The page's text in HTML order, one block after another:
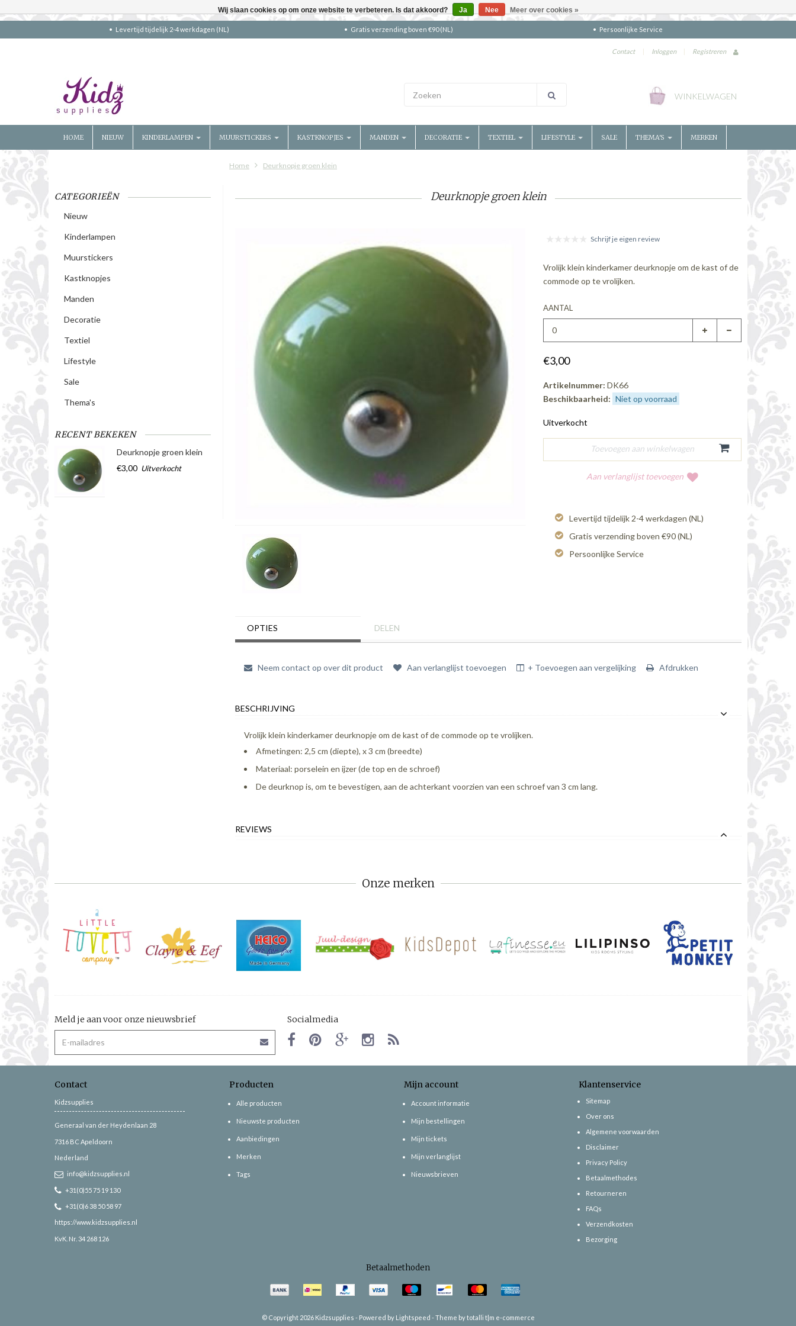
Levertijd tijdelijk 2-4 werkdagen (NL) Gratis verzending boven €90 (NL) Persoonlijke Service
Contact | Inloggen | Registreren
WINKELWAGEN
HOME NIEUW KINDERLAMPEN MUURSTICKERS KASTKNOPJES MANDEN DECORATIE TEXTIEL LIFESTYLE SALE THEMA'S MERKEN
Home Deurknopje groen klein
CATEGORIEËN
Nieuw
Kinderlampen
Muurstickers
Kastknopjes
Manden
Decoratie
Textiel
Lifestyle
Sale
Thema's
RECENT BEKEKEN
Deurknopje groen klein
€3,00 Uitverkocht
Deurknopje groen klein
Schrijf je eigen review
Vrolijk klein kinderkamer deurknopje om de kast of de
commode op te vrolijken.
AANTAL
€3,00
Artikelnummer: DK66
Beschikbaarheid: Niet op voorraad
Uitverkocht
Aan verlanglijst toevoegen
Levertijd tijdelijk 2-4 werkdagen (NL)
Gratis verzending boven €90 (NL)
Persoonlijke Service
OPTIES DELEN
Neem contact op over dit product Aan verlanglijst toevoegen + Toevoegen aan vergelijking Afdrukken
BESCHRIJVING
Vrolijk klein kinderkamer deurknopje om de kast of de commode op te vrolijken.
Afmetingen: 2,5 cm (diepte), x 3 cm (breedte)
Materiaal: porselein en ijzer (de top en de schroef)
De deurknop is, om te bevestigen, aan de achterkant voorzien van een schroef van 3 cm lang.
REVIEWS
Onze merken
Meld je aan voor onze nieuwsbrief Socialmedia
Contact
Kidzsupplies
Generaal van der Heydenlaan 28
7316 BC Apeldoorn
Nederland
info@kidzsupplies.nl
+31(0)55 75 19 130
+31(0)6 38 50 58 97
https://www.kidzsupplies.nl
KvK. Nr. 34 268 126
Producten
Alle producten
Nieuwste producten
Aanbiedingen
Merken
Tags
Mijn account
Account informatie
Mijn bestellingen
Mijn tickets
Mijn verlanglijst
Nieuwsbrieven
Klantenservice
Sitemap
Over ons
Algemene voorwaarden
Disclaimer
Privacy Policy
Betaalmethodes
Retourneren
FAQs
Verzendkosten
Bezorging
Betaalmethoden
© Copyright 2026 Kidzsupplies - Powered by Lightspeed -Theme by totalli t|m e-commerce
Wij slaan cookies op om onze website te verbeteren. Is dat akkoord? Ja Nee Meer over cookies »